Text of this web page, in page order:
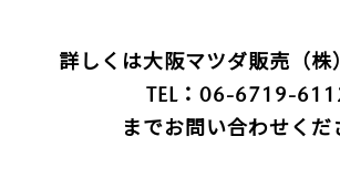
詳しくは大阪マツダ販売（株
TEL：06-6719-
までお問い合わせくだ